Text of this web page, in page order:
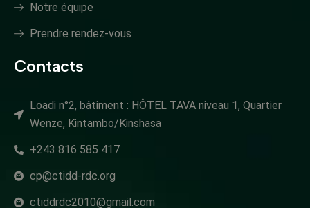
Notre équipe
Prendre rendez-vous
Contacts
Loadi n°2, bâtiment : HÔTEL TAVA niveau 1, Quartier
Wenze, Kintambo/Kinshasa
+243 816 585 417
cp@ctidd-rdc.org
ctiddrdc2010@gmail.com